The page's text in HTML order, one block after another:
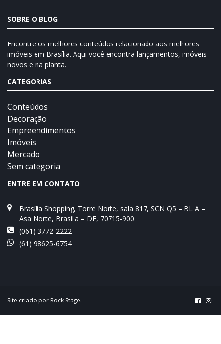
SOBRE O BLOG
Encontre os melhores conteúdos relacionado aos melhores
imóveis em Brasília. Aqui você encontra lançamentos, imóveis
novos e na planta.
CATEGORIAS
Conteúdos
Decoração
Empreendimentos
Imóveis
Mercado
Sem categoria
ENTRE EM CONTATO
Brasília Shopping, Torre Norte, sala 817, SCN Q5 – BL A –
Asa Norte, Brasília – DF, 70715-900
(061) 3772-2222
(61) 98625-6754
Site criado por Rock Stage.